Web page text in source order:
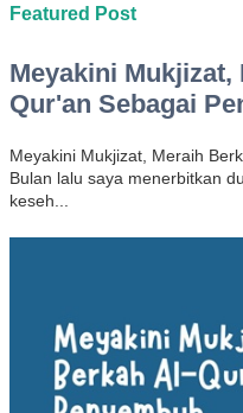
Featured Post
Meyakini Mukjizat,
Qur'an Sebagai
Meyakini Mukjizat, Meraih
Bulan lalu saya menerbitkan
keseh...